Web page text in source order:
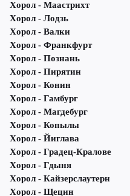
Хорол - Маастрихт
Хорол - Лодзь
Хорол - Валки
Хорол - Франкфурт
Хорол - Познань
Хорол - Пирятин
Хорол - Конин
Хорол - Гамбург
Хорол - Магдебург
Хорол - Копылы
Хорол - Йиглава
Хорол - Градец-Кралове
Хорол - Гдыня
Хорол - Кайзерслаутерн
Хорол - Щецин